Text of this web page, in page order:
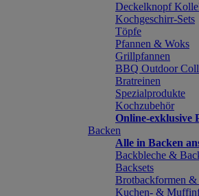
Deckelknopf
Kochgeschirr-Sets
Töpfe
Pfannen & Woks
Grillpfannen
BBQ Outdoor
Bratreinen
Spezialprodukte
Kochzubehör
Online-exklusive
Backen
Alle in Backen
Backbleche &
Backsets
Brotbackformen &
Kuchen- &